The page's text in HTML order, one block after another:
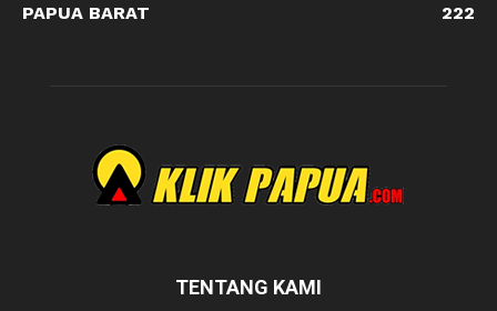
PAPUA BARAT
222
TENTANG KAMI